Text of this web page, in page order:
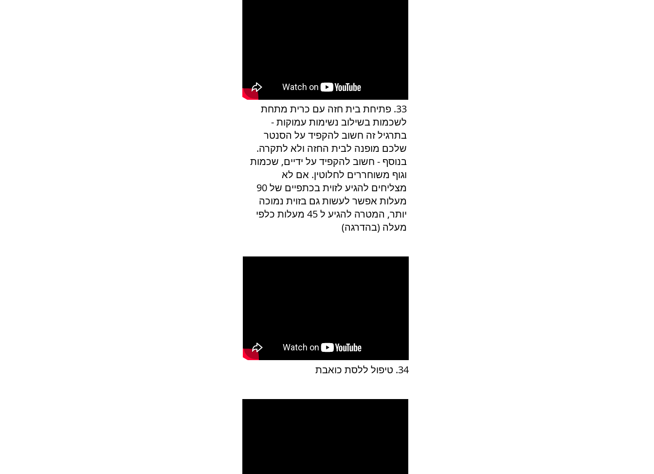
33. פתיחת בית חזה עם כרית מתחת
לשכמות בשילוב נשימות עמוקות -
בתרגיל זה חשוב להקפיד על הסנטר
שלכם מופנה לבית החזה ולא לתקרה.
בנוסף - חשוב להקפיד על ידיים, שכמות
וגוף משוחררים לחלוטין. אם לא
מצליחים להגיע לזוית בכתפיים של 90
מעלות אפשר לעשות גם בזוית נמוכה
יותר, המטרה להגיע ל 45 מעלות כלפי
מעלה (בהדרגה)
34. טיפול ללסת כואבת